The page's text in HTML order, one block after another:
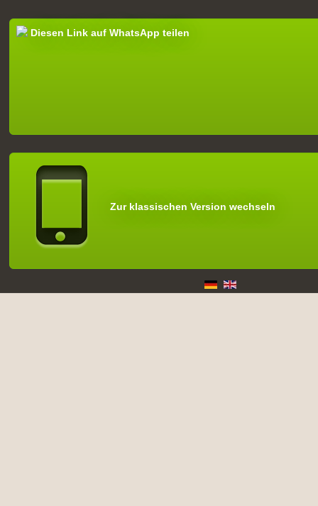
Diesen Link auf WhatsApp teilen
Zur klassischen Version wechseln